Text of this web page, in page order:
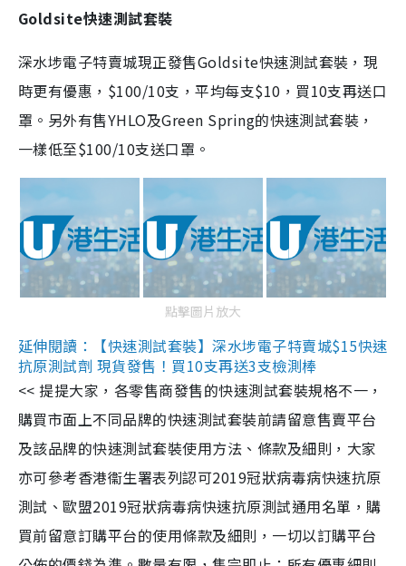
Goldsite快速測試套裝
深水埗電子特賣城現正發售Goldsite快速測試套裝，現
時更有優惠，$100/10支，平均每支$10，買10支再送口
罩。另外有售YHLO及Green Spring的快速測試套裝，
一樣低至$100/10支送口罩。
點擊圖片放大
延伸閱讀：【快速測試套裝】深水埗電子特賣城$15快速
抗原測試劑 現貨發售！買10支再送3支檢測棒
<< 提提大家，各零售商發售的快速測試套裝規格不一，
購買市面上不同品牌的快速測試套裝前請留意售賣平台
及該品牌的快速測試套裝使用方法、條款及細則，大家
亦可參考香港衞生署表列認可2019冠狀病毒病快速抗原
測試、歐盟2019冠狀病毒病快速抗原測試通用名單，購
買前留意訂購平台的使用條款及細則，一切以訂購平台